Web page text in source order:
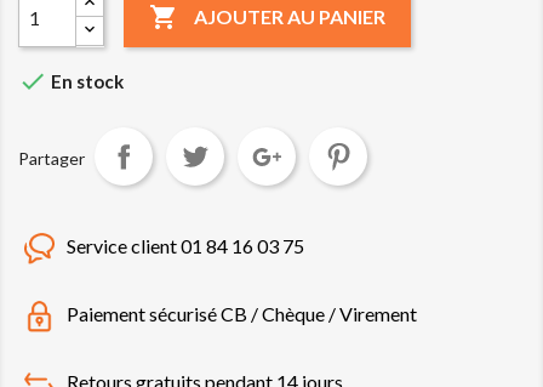
 AJOUTER AU PANIER
 En stock
Partager
Service client 01 84 16 03 75
Paiement sécurisé CB / Chèque / Virement
Retours gratuits pendant 14 jours